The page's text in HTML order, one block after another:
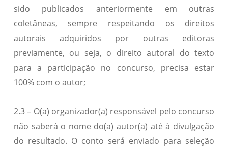
sido publicados anteriormente em outras
coletâneas, sempre respeitando os direitos
autorais adquiridos por outras editoras
previamente, ou seja, o direito autoral do texto
para a participação no concurso, precisa estar
100% com o autor;
2.3 – O(a) organizador(a) responsável pelo concurso
não saberá o nome do(a) autor(a) até à divulgação
do resultado. O conto será enviado para seleção